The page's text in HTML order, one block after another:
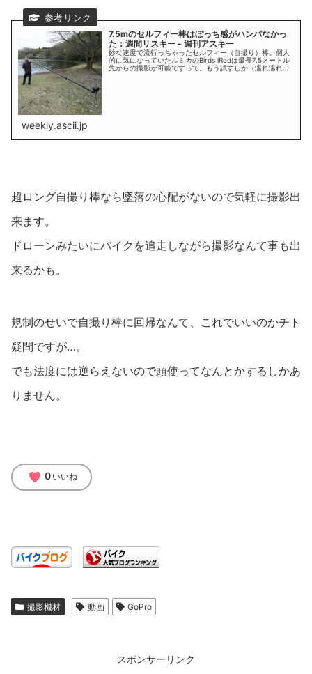
7.5mのセルフィー棒はぼっち感がハンパなかっ
た：週間リスキー - 週刊アスキー
妙な速度で流行っちゃったセルフィー（自撮り）棒。個人
的に気になっていたルミカのBirds iRodは最長7.5メートル
先からの撮影が可能ですって。もう試すしか（濡れ濡れも
weekly.ascii.jp
超ロング自撮り棒なら墜落の心配がないので気軽に撮影出
来ます。
ドローンみたいにバイクを追走しながら撮影なんて事も出
来るかも。
規制のせいで自撮り棒に回帰なんて、これでいいのかチト
疑問ですが…。
でも法度には逆らえないので頭使ってなんとかするしかあ
りません。
favorite 0 いいね
撮影機材 動画 GoPro
スポンサーリンク